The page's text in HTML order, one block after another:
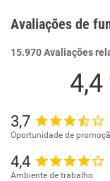
Avaliações de
15.970 Avaliações
4,4
3,7
Oportunidade de
4,4
Ambiente de trabalho